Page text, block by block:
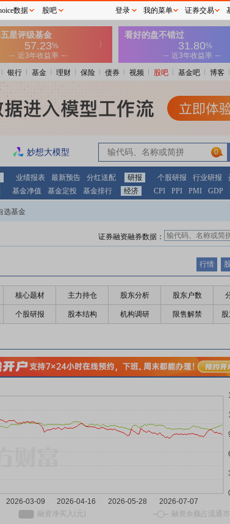
银行 基金 理财 保险 债券 视频 股吧 基金吧 博客
妙想大模型 0
业绩报表 最新预告 分红送配 研报 个股研报 行业研报
基金净值 基金定投 基金排行 经济 CPI PPI PMI GDP
选基金
证券融资融券数据：
行情
核心题材 主力持仓 股东分析 股东户数
个股研报 股本结构 机构调研 限售解禁
数据 股吧 登录 我的菜单 证券交易